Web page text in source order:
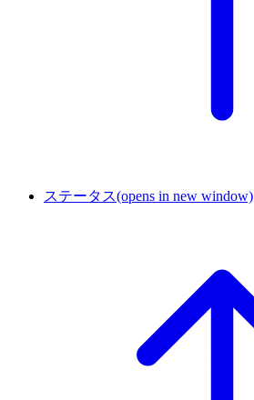
ステータス(opens in new window)